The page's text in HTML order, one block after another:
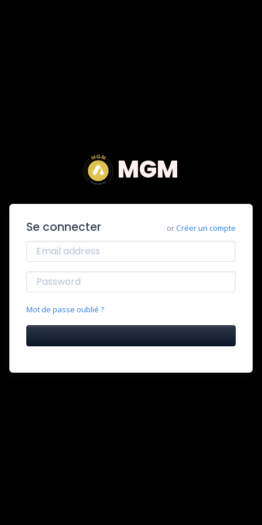
MGM
Se connecter orCréer un compte
Mot de passe oublié ?